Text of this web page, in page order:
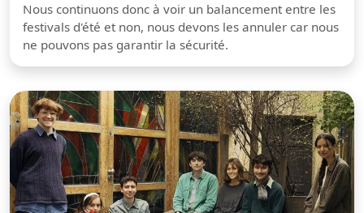
Nous continuons donc à voir un balancement entre les
festivals d'été et non, nous devons les annuler car nous
ne pouvons pas garantir la sécurité.